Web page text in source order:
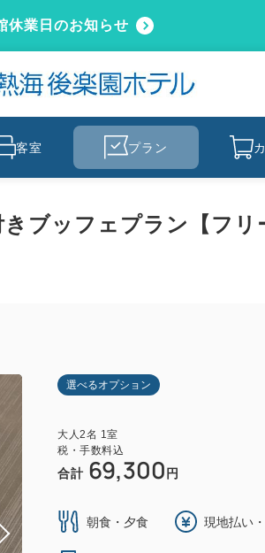
休業日のお知らせ
客室 プラン
ブッフェプラン【フリ
選べるオプション
大人2名 1室
税・手数料込
合計 69,300 円
朝食・夕食 現地払い